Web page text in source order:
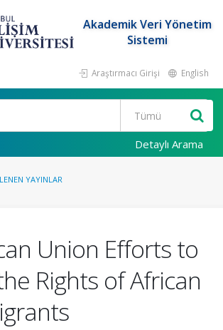
Akademik Veri Yönetim
Sistemi
Araştırmacı Girişi English
Detaylı Arama
YAYINLAR
Union Efforts to
Rights of African